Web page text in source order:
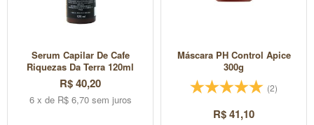
Serum Capilar De Cafe
Riquezas Da Terra 120ml
R$ 40,20
6 x de R$ 6,70 sem juros
Máscara PH Control Apice
300g
(2)
R$ 41,10